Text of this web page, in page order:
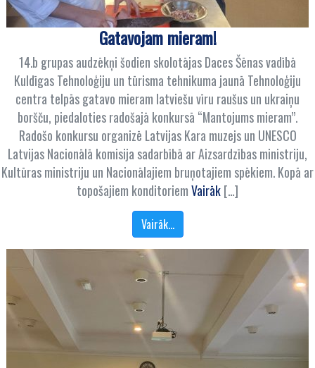
Gatavojam mieram!
14.b grupas audzēkņi šodien skolotājas Daces Šēnas vadībā
Kuldīgas Tehnoloģiju un tūrisma tehnikuma jaunā Tehnoloģiju
centra telpās gatavo mieram latviešu vīru raušus un ukraiņu
boršču, piedaloties radošajā konkursā “Mantojums mieram”.
Radošo konkursu organizē Latvijas Kara muzejs un UNESCO
Latvijas Nacionālā komisija sadarbībā ar Aizsardzības ministriju,
Kultūras ministriju un Nacionālajiem bruņotajiem spēkiem. Kopā ar
topošajiem konditoriemVairāk[…]
Vairāk…